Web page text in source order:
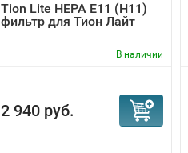
Tion Lite HEPA E11 (Н11)
фильтр для Тион Лайт
В наличии
2 940 руб.